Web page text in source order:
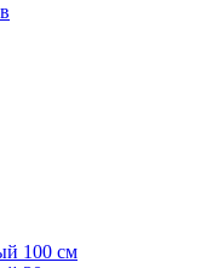
100 см